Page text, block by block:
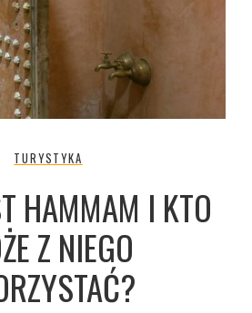
TURYSTYKA
HAMMAM I KTO
Z NIEGO